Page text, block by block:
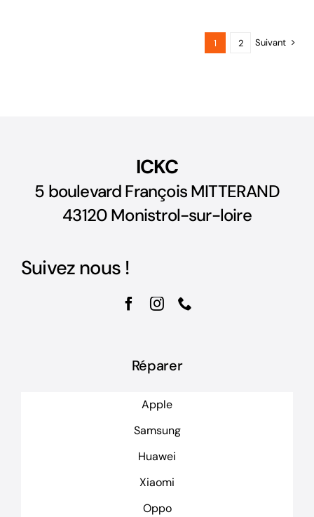
1 2 Suivant
ICKC
5 boulevard François MITTERAND
43120 Monistrol-sur-loire
Suivez nous !
Réparer
Apple
Samsung
Huawei
Xiaomi
Oppo